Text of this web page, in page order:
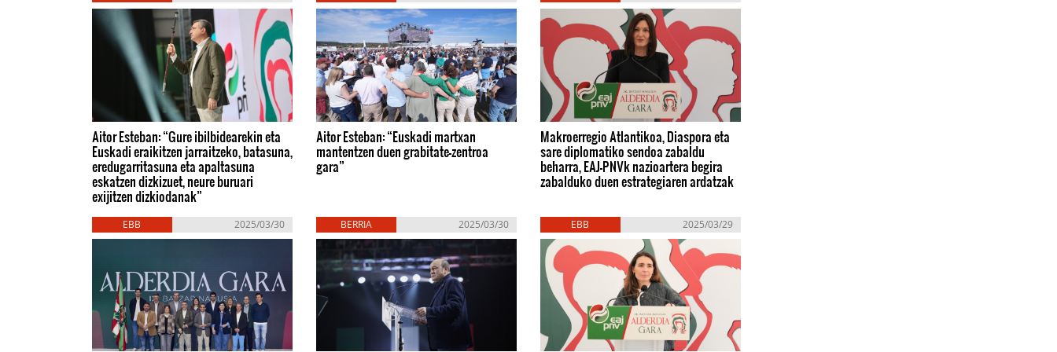
Aitor Esteban: “Gure ibilbidearekin eta
Euskadi eraikitzen jarraitzeko, batasuna,
eredugarritasuna eta apaltasuna
eskatzen dizkizuet, neure buruari
exijitzen dizkiodanak”
Aitor Esteban: “Euskadi martxan
mantentzen duen grabitate-zentroa
gara”
Makroerregio Atlantikoa, Diaspora eta
sare diplomatiko sendoa zabaldu
beharra, EAJ-PNVk nazioartera begira
zabalduko duen estrategiaren ardatzak
EBB 2025/03/30 BERRIA 2025/03/30 EBB 2025/03/29